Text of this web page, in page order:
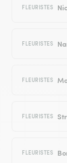
FLEURISTES
FLEURISTES
FLEURISTES
FLEURISTES
FLEURISTES